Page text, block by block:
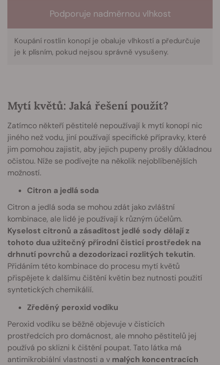
Podporuje nadměrnou vlhkost
Koupání rostlin konopí je obaluje vlhkostí a předurčuje
je k plísním, pokud nejsou správně vysušeny.
Mytí květů: Jaká řešení použít?
Zatímco někteří pěstitelé nepoužívají k mytí konopí nic
jiného než vodu, jiní používají specifické přípravky, které
jim pomohou zajistit, aby jejich pupeny prošly důkladnou
očistou. Níže se podívejte na několik nejoblíbenějších
možností.
Citron a jedlá soda
Citron a jedlá soda se mohou zdát jako zvláštní
kombinace, ale lidé je používají k různým účelům.
Kyselost citronů a zásaditost jedlé sody dělají z
tohoto dua užitečný přírodní čisticí prostředek na
drhnutí povrchů a dezodorizaci rozlitých tekutin.
Přidáním této kombinace do procesu mytí květů
přispějete k dalšímu čištění květin bez nutnosti použití
syntetických chemikálií.
Zředěný peroxid vodíku
Peroxid vodíku se běžně objevuje v čisticích
prostředcích pro domácnost, ale mnoho pěstitelů jej
používá po sklizni k čištění poupat. Tato látka má
antimikrobiální vlastnosti a v malých koncentracích